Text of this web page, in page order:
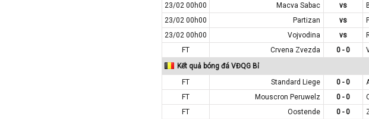
23/02 00h00
Macva Sabac vs
23/02 00h00
Partizan vs
23/02 00h00
Vojvodina vs
FT
Crvena Zvezda 0 - 0
Kết quả bóng đá VĐQG Bỉ
FT
Standard Liege 0 - 0
FT
Mouscron Peruwelz 0 - 0
FT
Oostende 0 - 0